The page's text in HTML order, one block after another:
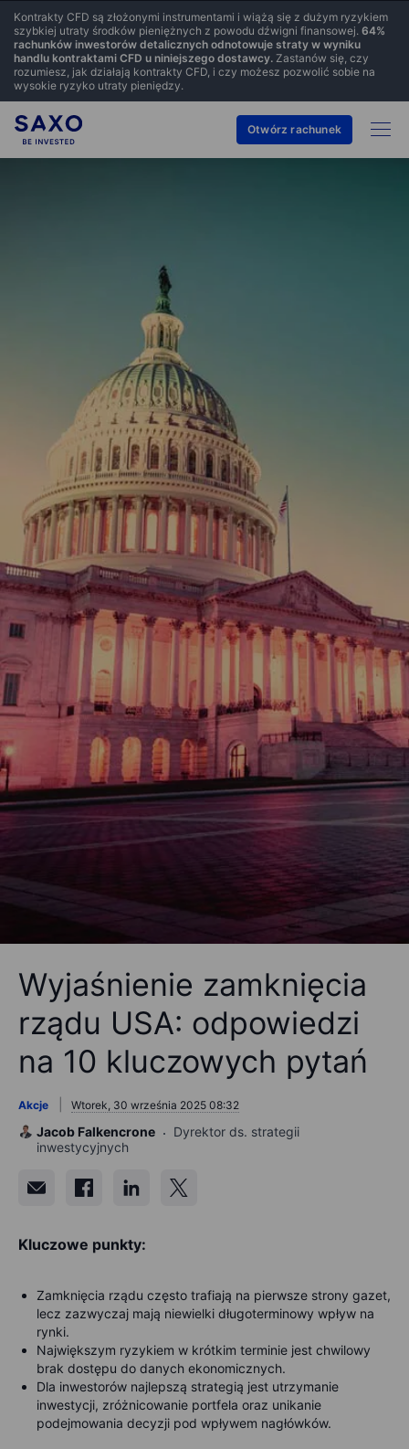
Kontrakty CFD są złożonymi instrumentami i wiążą się z dużym ryzykiem
szybkiej utraty środków pieniężnych z powodu dźwigni finansowej. 64%
rachunków inwestorów detalicznych odnotowuje straty w wyniku
handlu kontraktami CFD u niniejszego dostawcy. Zastanów się, czy
rozumiesz, jak działają kontrakty CFD, i czy możesz pozwolić sobie na
wysokie ryzyko utraty pieniędzy.
Otwórz rachunek
Wyjaśnienie zamknięcia
rządu USA: odpowiedzi
na 10 kluczowych pytań
Akcje Wtorek, 30 września 2025 08:32
Jacob Falkencrone
Dyrektor ds. strategii
inwestycyjnych
Kluczowe punkty:
Zamknięcia rządu często trafiają na pierwsze strony gazet,
lecz zazwyczaj mają niewielki długoterminowy wpływ na
rynki.
Największym ryzykiem w krótkim terminie jest chwilowy
brak dostępu do danych ekonomicznych.
Dla inwestorów najlepszą strategią jest utrzymanie
inwestycji, zróżnicowanie portfela oraz unikanie
podejmowania decyzji pod wpływem nagłówków.